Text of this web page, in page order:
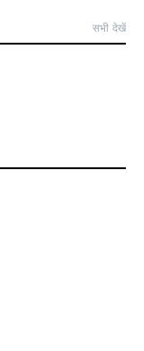
सभी देखें